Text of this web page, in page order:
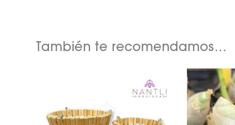
También te recomendamos…
precios:
$250.00
hasta